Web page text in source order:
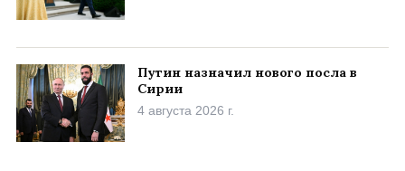
Путин назначил нового посла в
Сирии
4 августа 2026 г.